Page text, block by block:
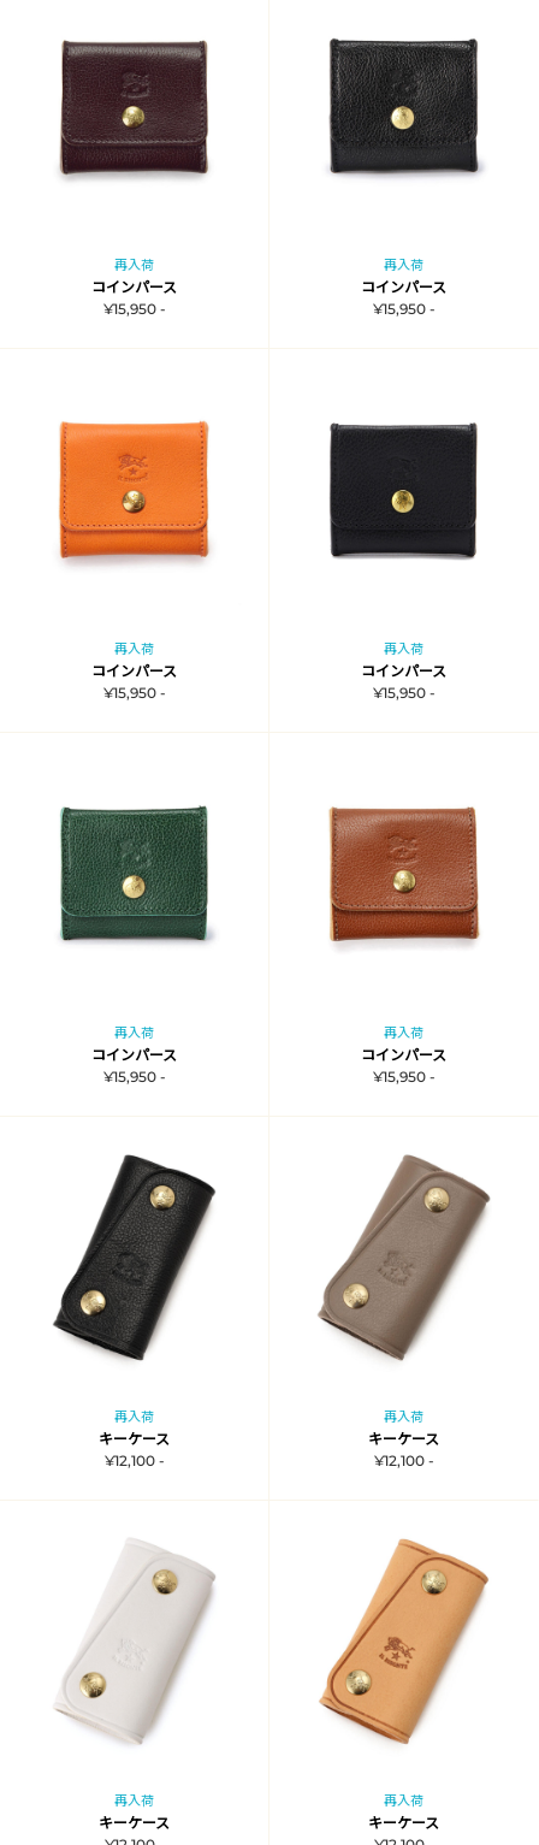
再入荷
コインパース
¥15,950 -
再入荷
コインパース
¥15,950 -
再入荷
コインパース
¥15,950 -
再入荷
コインパース
¥15,950 -
再入荷
コインパース
¥15,950 -
再入荷
コインパース
¥15,950 -
再入荷
キーケース
¥12,100 -
再入荷
キーケース
¥12,100 -
再入荷
キーケース
再入荷
キーケース